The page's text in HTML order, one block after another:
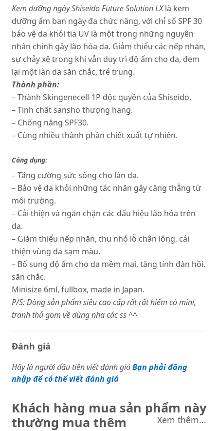
Kem dưỡng ngày Shiseido Future Solution LXlà kem
dưỡng ẩm ban ngày đa chức năng, với chỉ số SPF 30
bảo vệ da khỏi tia UV là một trong những nguyên
nhân chính gây lão hóa da. Giảm thiểu các nếp nhăn,
sự chảy xệ trong khi vẫn duy trì độ ẩm cho da, đem
lại một làn da săn chắc, trẻ trung.
Thành phần:
– Thành Skingenecell-1P độc quyền của Shiseido.
– Tinh chất sansho thượng hạng.
– Chống nắng SPF30.
– Cùng nhiều thành phần chiết xuất tự nhiên.
Công dụng:
– Tăng cường sức sống cho làn da.
– Bảo vệ da khỏi những tác nhân gây căng thẳng từ
môi trường.
– Cải thiện và ngăn chặn các dấu hiệu lão hóa trên
da.
– Giảm thiểu nếp nhăn, thu nhỏ lỗ chân lông, cải
thiện vùng da sạm màu.
– Bổ sung độ ẩm cho da mềm mại, tăng tính đàn hồi,
săn chắc.
Minisize 6ml, fullbox, made in Japan.
P/S: Dòng sản phẩm siêu cao cấp rất rất hiếm có mini,
tranh thủ gom về dùng nha các ss ^^
Đánh giá
Hãy là người đầu tiên viết đánh giáBạn phải đăng
nhập để có thể viết đánh giá
Khách hàng mua sản phẩm này
thường mua thêm
Xem thêm...